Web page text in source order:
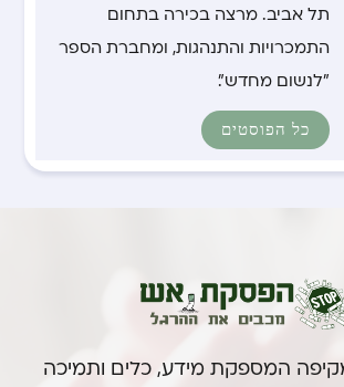
תל אביב. מרצה בכירה בתחום
התמכרויות והתנהגות, ומחברת הספר
"לנשום מחדש".
כל הפוסטים
המספקת מידע, כלים ותמיכה